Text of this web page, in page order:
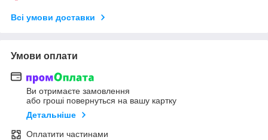
Всі умови доставки
Умови оплати
Ви отримаєте замовлення
або гроші повернуться на вашу картку
Детальніше
Оплатити частинами